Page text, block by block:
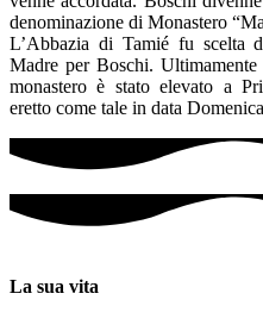
denominazione di Monastero
L’Abbazia di Tamié fu scelta
Madre per Boschi.
monastero è stato elevato a
eretto come tale in data
La sua vita